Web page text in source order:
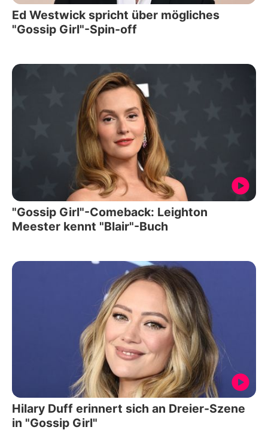
Ed Westwick spricht über mögliches
"Gossip Girl"-Spin-off
"Gossip Girl"-Comeback: Leighton
Meester kennt "Blair"-Buch
Hilary Duff erinnert sich an Dreier-Szene
in "Gossip Girl"